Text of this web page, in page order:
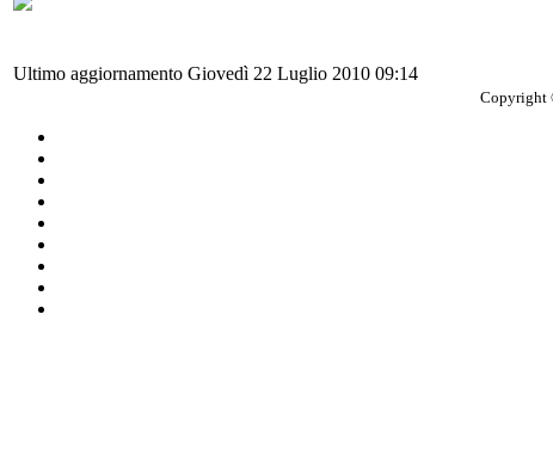
Ultimo aggiornamento Giovedì 22 Luglio 2010 09:14
Copyright